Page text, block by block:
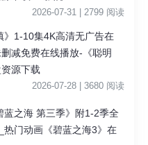
2026-07-31 | 2799 阅读
》1-10集4K高清无广告在
减免费在线播放-《聪明
源下载
2026-07-28 | 3680 阅读
蓝之海 第三季》附1-2季全
热门动画《碧蓝之海3》在